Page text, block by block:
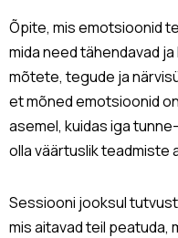
Õpite, mis emotsioonid
mida need tähendavad
mõtete, tegude ja
et mõned emotsioonid
asemel, kuidas iga
olla väärtuslik teadmiste
Sessiooni jooksul
mis aitavad teil peatuda,